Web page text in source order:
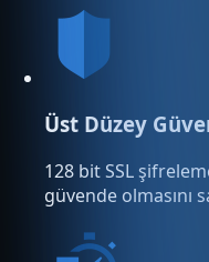
Üst Düzey
128 bit SSL
güvende olmasını